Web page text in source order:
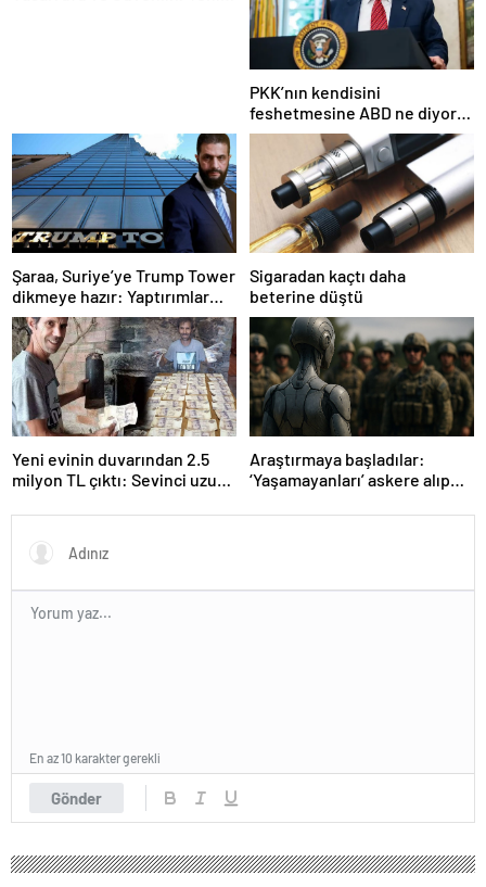
PKK’nın kendisini
feshetmesine ABD ne diyor?
İlk açıklama
Şaraa, Suriye’ye Trump Tower
dikmeye hazır: Yaptırımlar
bitsin yeter
Sigaradan kaçtı daha
beterine düştü
Yeni evinin duvarından 2.5
milyon TL çıktı: Sevinci uzun
Araştırmaya başladılar:
‘Yaşamayanları’ askere alıp
Gönder
En az 10 karakter gerekli